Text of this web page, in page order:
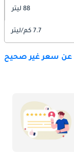
88 ليتر
7.7 كم/ليتر
عن سعر غير صحيح